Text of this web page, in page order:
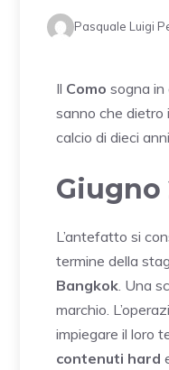
Pasquale Luigi
Il Como sogna in
sanno che dietro
calcio di dieci
Giugno
L’antefatto si
termine della
Bangkok . Una
marchio.
impiegare il loro
contenuti hard